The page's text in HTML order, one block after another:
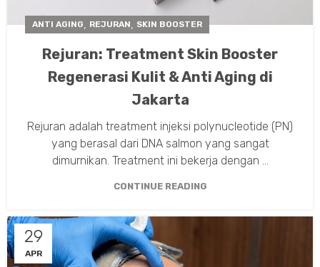
ANTI AGING, REJURAN, SKIN BOOSTER
Rejuran: Treatment Skin Booster
Regenerasi Kulit & Anti Aging di
Jakarta
Rejuran adalah treatment injeksi polynucleotide (PN)
yang berasal dari DNA salmon yang sangat
dimurnikan. Treatment ini bekerja dengan ...
CONTINUE READING
29
APR